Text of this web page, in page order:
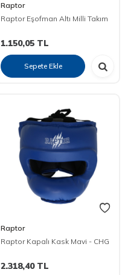
Raptor
Raptor Eşofman Altı Milli Takım
1.150,05 TL
Sepete Ekle
Raptor
Raptor Kapalı Kask Mavi - CHG
2.318,40TL